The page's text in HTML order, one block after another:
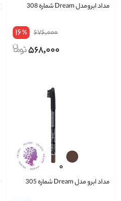
مداد ابرومدل Dream شماره 308
676,000
16%
568,000
مداد ابرو مدل Dream شماره 305